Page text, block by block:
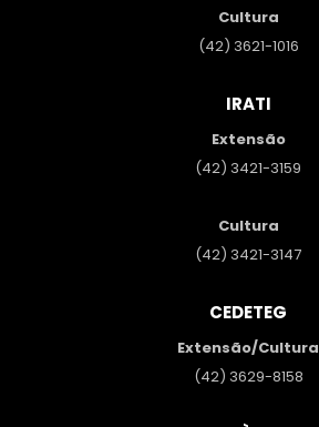
Cultura
(42) 3621-1016
IRATI
Extensão
(42) 3421-3159
Cultura
(42) 3421-3147
CEDETEG
Extensão/Cultura
(42) 3629-8158